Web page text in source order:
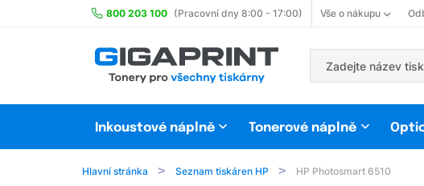
800 203 100 (Pracovní dny 8:00 - 17:00) Vše o nákupu
Inkoustové náplně Tonerové náplně
Hlavní stránka Seznam tiskáren HP HP Photosmart 6510